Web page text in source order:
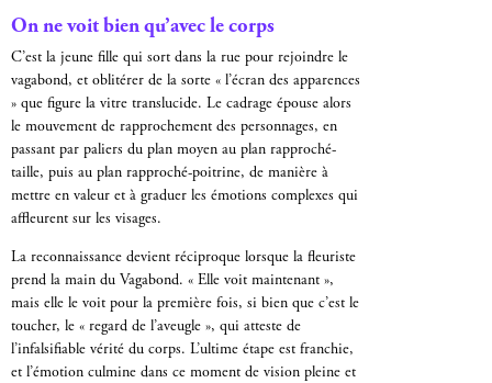
On ne voit bien qu’avec le corps
C’est la jeune fille qui sort dans la rue pour rejoindre le
vagabond, et oblitérer de la sorte « l’écran des apparences
» que figure la vitre translucide. Le cadrage épouse alors
le mouvement de rapprochement des personnages, en
passant par paliers du plan moyen au plan rapproché-
taille, puis au plan rapproché-poitrine, de manière à
mettre en valeur et à graduer les émotions complexes qui
affleurent sur les visages.
La reconnaissance devient réciproque lorsque la fleuriste
prend la main du Vagabond. « Elle voit maintenant »,
mais elle le voit pour la première fois, si bien que c’est le
toucher, le « regard de l’aveugle », qui atteste de
l’infalsifiable vérité du corps. L’ultime étape est franchie,
et l’émotion culmine dans ce moment de vision pleine et